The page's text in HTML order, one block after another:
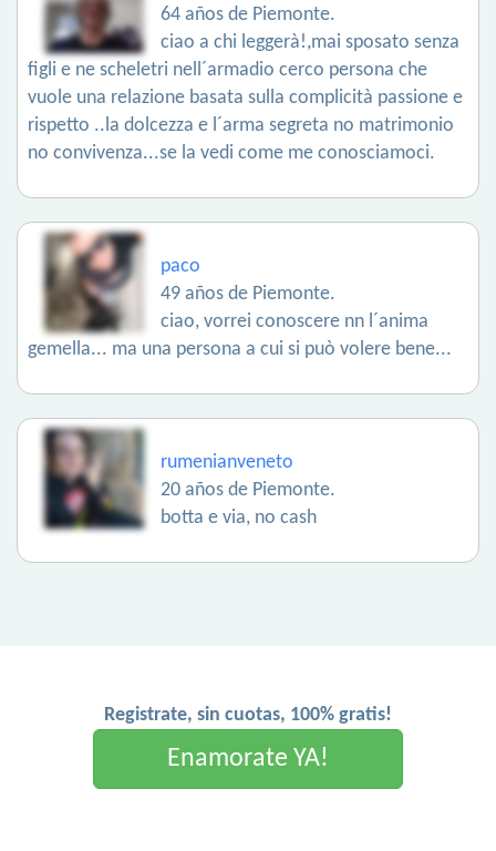
64 años de Piemonte.
ciao a chi leggerà!,mai sposato senza
figli e ne scheletri nell´armadio cerco persona che
vuole una relazione basata sulla complicità passione e
rispetto ..la dolcezza e l´arma segreta no matrimonio
no convivenza...se la vedi come me conosciamoci.
paco
49 años de Piemonte.
ciao, vorrei conoscere nn l´anima
gemella... ma una persona a cui si può volere bene...
rumenianveneto
20 años de Piemonte.
botta e via, no cash
Registrate, sin cuotas, 100% gratis!
Enamorate YA!